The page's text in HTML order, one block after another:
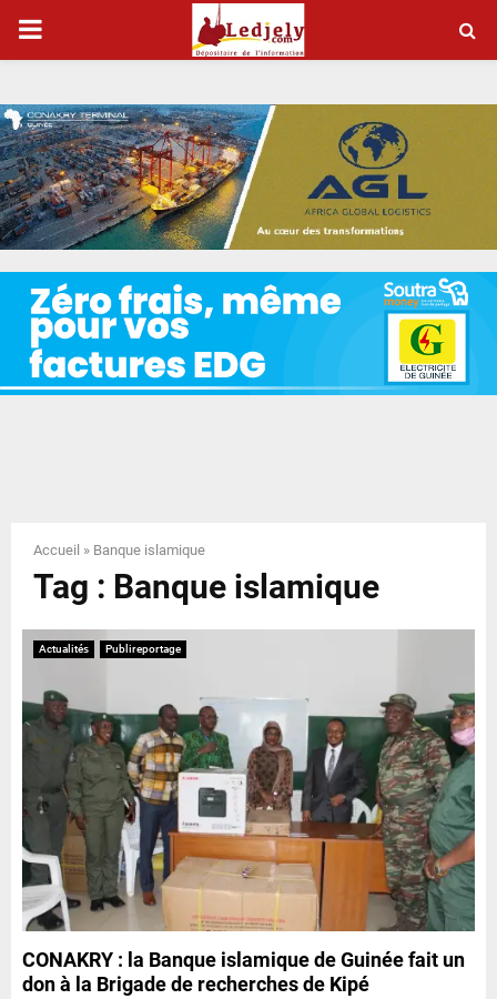
P
I
M
A
Y
N
U
Accueil » Banque islamique
Tag : Banque islamique
Actualités Publireportage
CONAKRY : la Banque islamique de Guinée fait un
don à la Brigade de recherches de Kipé